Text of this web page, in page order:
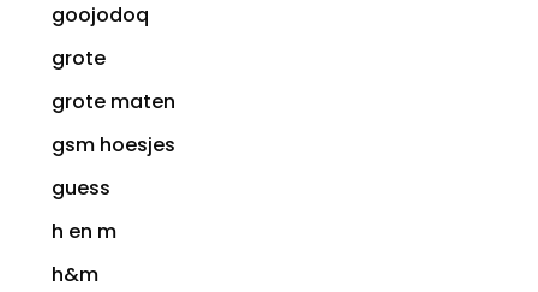
goojodoq
grote
grote maten
gsm hoesjes
guess
h en m
h&m